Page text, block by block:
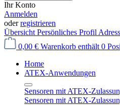
Ihr Konto
Anmelden
oderregistrieren
Übersicht Persönliches Profil
0,00 € Warenkorb enthält 0
Home
ATEX-Anwendungen
Sensoren mit ATEX-
Sensoren mit ATEX-